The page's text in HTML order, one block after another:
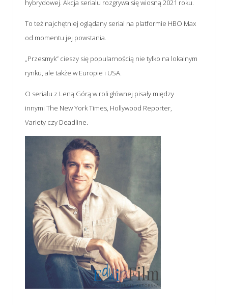
hybrydowej. Akcja serialu rozgrywa się wiosną 2021 roku.
To też najchętniej oglądany serial na platformie HBO Max
od momentu jej powstania.
„Przesmyk” cieszy się popularnością nie tylko na lokalnym
rynku, ale także w Europie i USA.
O serialu z Leną Górą w roli głównej pisały między
innymi The New York Times, Hollywood Reporter,
Varietyczy Deadline.